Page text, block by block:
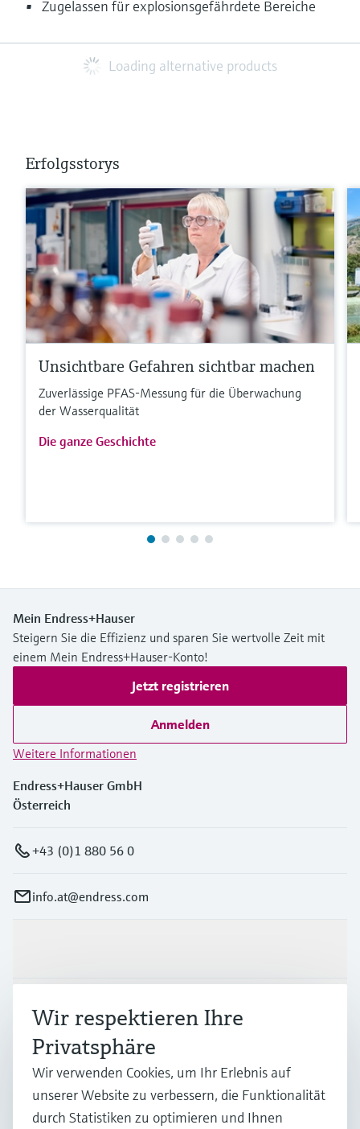
Zugelassen für explosionsgefährdete Bereiche
Loading alternative products
Erfolgsstorys
Unsichtbare Gefahren sichtbar machen
Zuverlässige PFAS-Messung für die Überwachung
der Wasserqualität
Die ganze Geschichte
Mein Endress+Hauser
Steigern Sie die Effizienz und sparen Sie wertvolle Zeit mit
einem Mein Endress+Hauser-Konto!
Jetzt registrieren
Anmelden
Weitere Informationen
Endress+Hauser GmbH
Österreich
+43 (0)1 880 56 0
info.at@endress.com
Branchen
Support
Unternehmen
Wir respektieren Ihre
Privatsphäre
Wir verwenden Cookies, um Ihr Erlebnis auf
unserer Website zu verbessern, die Funktionalität
durch Statistiken zu optimieren und Ihnen